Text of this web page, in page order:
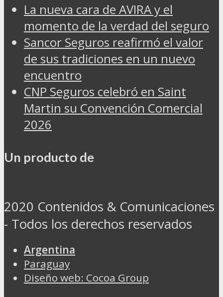
La nueva cara de AVIRA y el
momento de la verdad del seguro
Sancor Seguros reafirmó el valor
de sus tradiciones en un nuevo
encuentro
CNP Seguros celebró en Saint
Martin su Convención Comercial
2026
Un producto de
2020 Contenidos & Comunicaciones
- Todos los derechos reservados
Argentina
Paraguay
Diseño web: Cocoa Group